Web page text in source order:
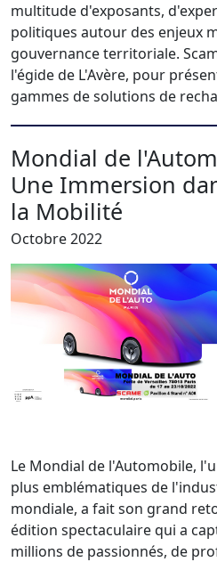
multitude d'exposants,
politiques autour des enjeux
gouvernance territoriale.
l'égide de L'Avère, pour
gammes de solutions de
Mondial de
Une Immersion
la Mobilité
Octobre 2022
Le Mondial de l'Automobile,
plus emblématiques de
mondiale, a fait son grand
édition spectaculaire qui a
millions de passionnés, de